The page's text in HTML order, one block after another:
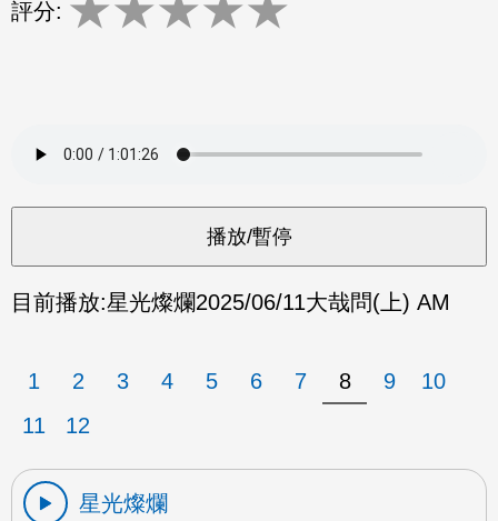
評分: ★★★★★
目前播放:星光燦爛2025/06/11大哉問(上) AM
1 2 3 4 5 6 7 8 9
10
11
12
星光燦爛